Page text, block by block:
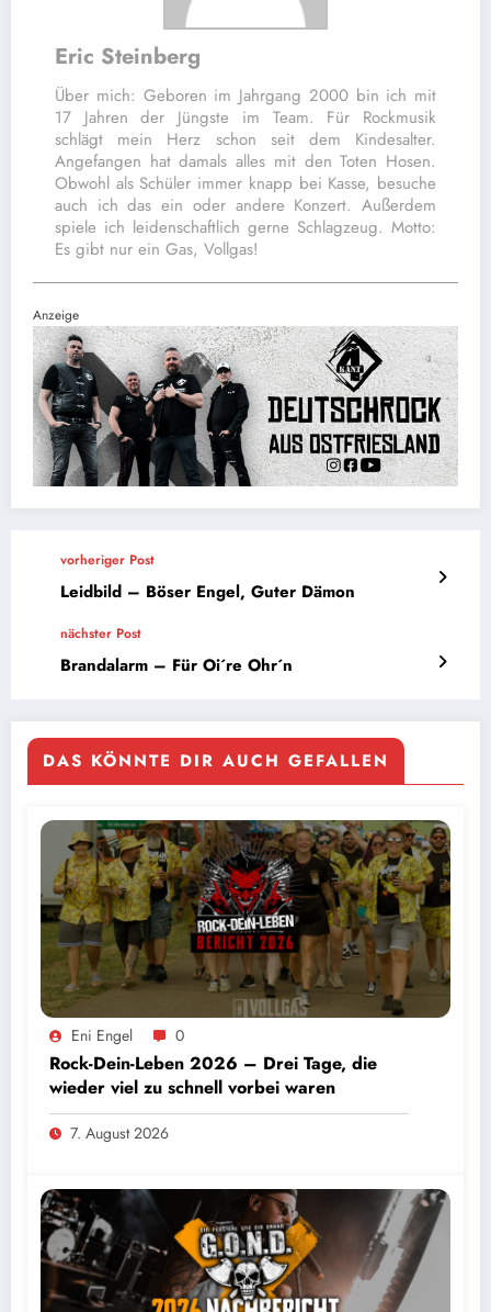
Eric Steinberg
Über mich: Geboren im Jahrgang 2000 bin ich mit
17 Jahren der Jüngste im Team. Für Rockmusik
schlägt mein Herz schon seit dem Kindesalter.
Angefangen hat damals alles mit den Toten Hosen.
Obwohl als Schüler immer knapp bei Kasse, besuche
auch ich das ein oder andere Konzert. Außerdem
spiele ich leidenschaftlich gerne Schlagzeug. Motto:
Es gibt nur ein Gas, Vollgas!
Anzeige
vorheriger Post
Leidbild – Böser Engel, Guter Dämon
nächster Post
Brandalarm – Für Oi´re Ohr´n
DAS KÖNNTE DIR AUCH GEFALLEN
Eni Engel 0
Rock-Dein-Leben 2026 – Drei Tage, die
wieder viel zu schnell vorbei waren
7. August 2026